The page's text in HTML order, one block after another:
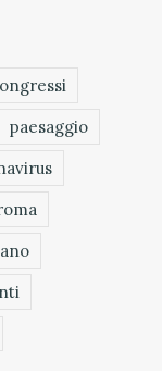
paesaggio